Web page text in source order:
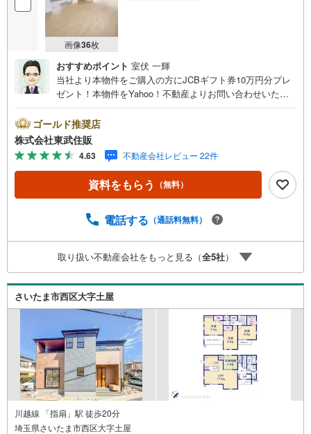
画像36枚
おすすめポイント 室伏 一輝
当社より本物件をご購入の方にJCBギフト券10万円分プレ
ゼント！本物件をYahoo！不動産よりお問い合わせいただ
ンとの併用不可。【営業時間 10:00～18:00】この時間帯
はお電話でのお問い合わせがスムーズです。住み替えをご
希望の方は自社買取保証付売却プランがございます。お気
軽にお問い合わせください。●カースペース3台可●閑静な
住宅地●日当たり良好●充実の設備◇当社の強みは（1）リ
フォーム（当社でも再販事業を行っている為、お客様に最
（提携ハウスメーカー7社を保有しておりますので、ご予
に関する不動産情報を豊富に取り揃えております。またリ
フォームの相談も承ります。◇インターネット予約で当日
現地見学が可能です（1）［室内・現地を見学する］をクリ
ック（2）本日～4日以内をご希望の方は「ご要望・ご質問
欄」に希望日時をご記入ください！
ゴールド推奨店
株式会社東武住販
4.63 不動産会社レビュー 22件
資料をもらう （無料）
電話する （通話料無料）
取り扱い不動産会社をもっと見る（全5社）
さいたま市西区大字土屋
川越線 「指扇」駅 徒歩20分
埼玉県さいたま市西区大字土屋